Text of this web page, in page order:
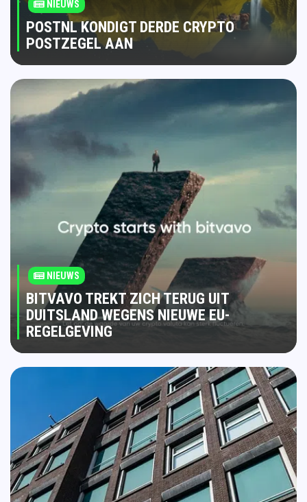
NIEUWS
POSTNL KONDIGT DERDE CRYPTO
POSTZEGEL AAN
NIEUWS
BITVAVO TREKT ZICH TERUG UIT
DUITSLAND WEGENS NIEUWE EU-
REGELGEVING